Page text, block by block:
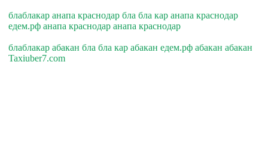
блаблакар анапа краснодар бла бла кар анапа краснодар
едем.рф анапа краснодар анапа краснодар
блаблакар абакан бла бла кар абакан едем.рф абакан абакан
Taxiuber7.com